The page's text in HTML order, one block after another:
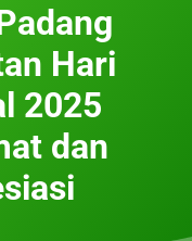
Hari
2025
dan